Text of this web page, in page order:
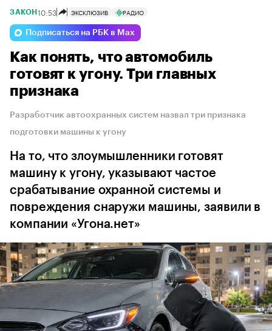
ЗАКОН 10:53 ЭКСКЛЮЗИВ РАДИО
Подписаться на РБК в Max
Как понять, что автомобиль
готовят к угону. Три главных
признака
Разработчик автоохранных систем назвал три признака
подготовки машины к угону
На то, что злоумышленники готовят
машину к угону, указывают частое
срабатывание охранной системы и
повреждения снаружи машины, заявили в
компании «Угона.нет»